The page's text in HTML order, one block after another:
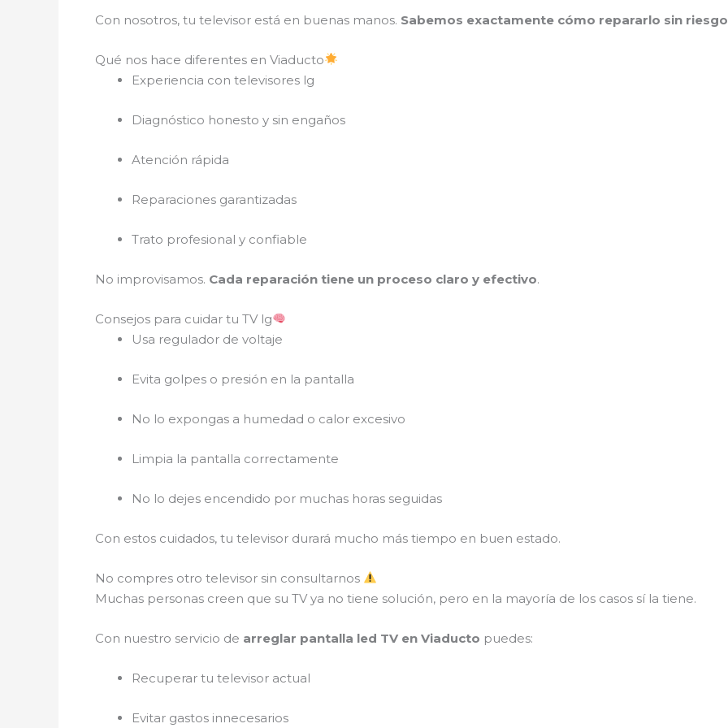
Con nosotros, tu televisor está en buenas manos. Sabemos exactamente cómo repararlo sin
Qué nos hace diferentes en Viaducto
Experiencia con televisores lg
Diagnóstico honesto y sin engaños
Atención rápida
Reparaciones garantizadas
Trato profesional y confiable
No improvisamos. Cada reparación tiene un proceso claro y efectivo.
Consejos para cuidar tu TV lg
Usa regulador de voltaje
Evita golpes o presión en la pantalla
No lo expongas a humedad o calor excesivo
Limpia la pantalla correctamente
No lo dejes encendido por muchas horas seguidas
Con estos cuidados, tu televisor durará mucho más tiempo en buen estado.
No compres otro televisor sin consultarnos
Muchas personas creen que su TV ya no tiene solución, pero en la mayoría de los casos sí la tiene.
Con nuestro servicio de arreglar pantalla led TV en Viaducto puedes:
Recuperar tu televisor actual
Evitar gastos innecesarios